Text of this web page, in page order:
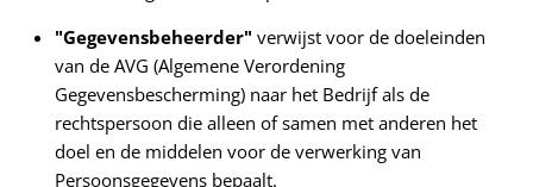
"Gegevensbeheerder" verwijst voor de doeleinden
van de AVG (Algemene Verordening
Gegevensbescherming) naar het Bedrijf als de
rechtspersoon die alleen of samen met anderen het
doel en de middelen voor de verwerking van
Persoonsgegevens bepaalt.